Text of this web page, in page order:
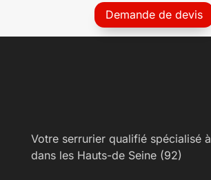
Demande de devis
Votre serrurier qualifié spécialisé
dans les Hauts-de Seine (92)